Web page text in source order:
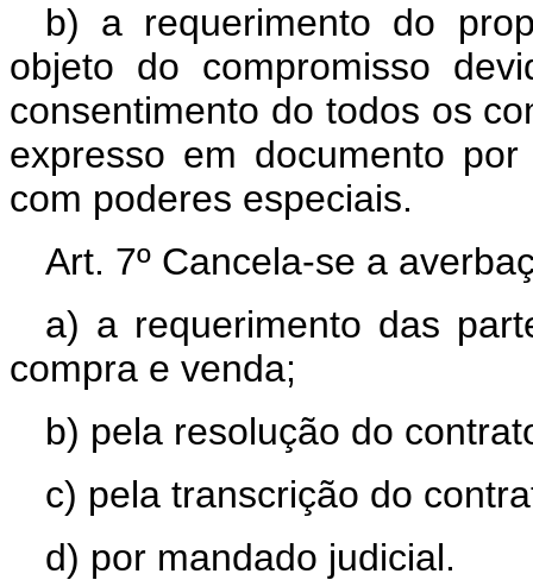
b) a requerimento do
objeto do compromisso
consentimento do todos os
expresso em documento
com poderes especiais.
Art. 7º Cancela-se a
a) a requerimento das
compra e venda;
b) pela resolução do
c) pela transcrição do
d) por mandado judicial.